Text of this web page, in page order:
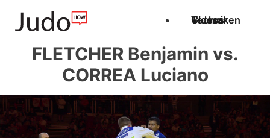
Techniken
Videos
Glossar
FLETCHER Benjamin vs.
CORREA Luciano